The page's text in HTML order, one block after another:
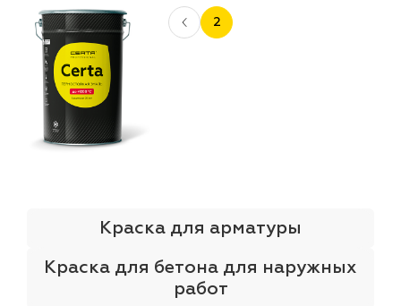
2
Краска для арматуры
Краска для бетона для наружных
работ